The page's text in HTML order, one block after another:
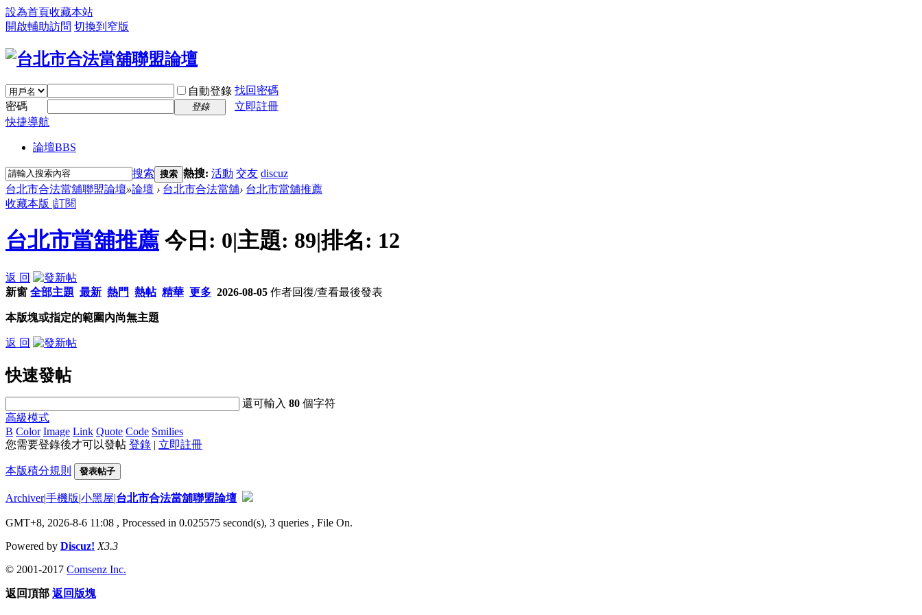
設為首頁收藏本站
開啟輔助訪問 切換到窄版
自動登錄 找回密碼
密碼
登錄
立即註冊
快捷導航
論壇BBS
搜索 搜索 熱搜: 活動 交友 discuz
台北市合法當舖聯盟論壇»論壇 › 台北市合法當舖› 台北市當舖推薦
收藏本版 |訂閱
台北市當舖推薦 今日: 0|主題: 89|排名: 12
返 回
新窗 全部主題 最新 熱門 熱帖 精華 更多 2026-08-05 作者回復/查看最後發表
本版塊或指定的範圍內尚無主題
返 回
快速發帖
還可輸入80 個字符
高級模式
B Color Image Link Quote Code Smilies
您需要登錄後才可以發帖 登錄 | 立即註冊
本版積分規則 發表帖子
Archiver|手機版|小黑屋|台北市合法當舖聯盟論壇
GMT+8, 2026-8-6 11:08 , Processed in 0.025575 second(s), 3 queries , File On.
Powered by Discuz! X3.3
© 2001-2017 Comsenz Inc.
返回頂部 返回版塊